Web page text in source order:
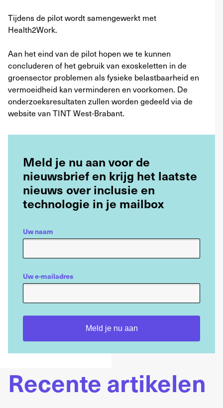
Tijdens de pilot wordt samengewerkt met
Health2Work.
Aan het eind van de pilot hopen we te kunnen
concluderen of het gebruik van exoskeletten in de
groensector problemen als fysieke belastbaarheid en
vermoeidheid kan verminderen en voorkomen. De
onderzoeksresultaten zullen worden gedeeld via de
website van TINT West-Brabant.
Meld je nu aan voor de
nieuwsbrief en krijg het laatste
nieuws over inclusie en
technologie in je mailbox
Uw naam
Uw e-mailadres
Meld je nu aan
Recente artikelen